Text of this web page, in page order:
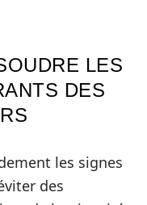
LES
DES
les signes
des